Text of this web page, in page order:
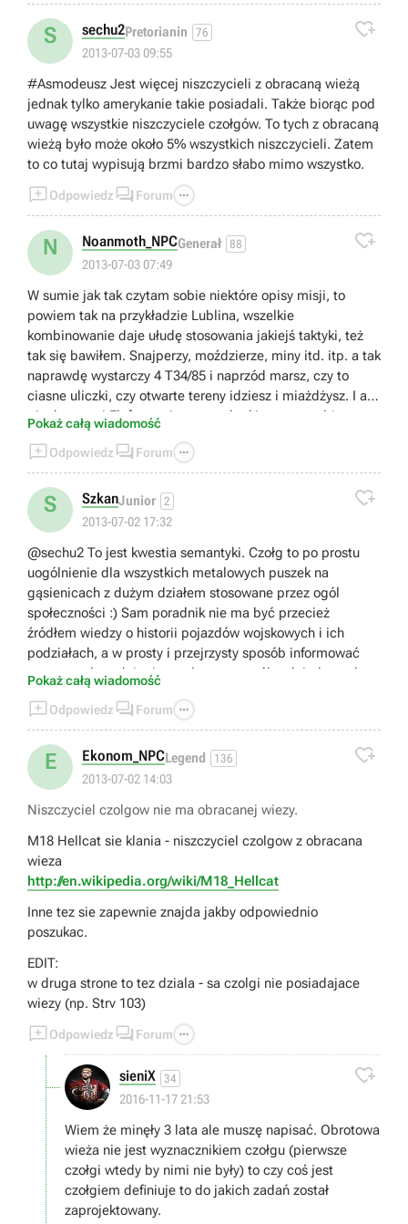
S sechu2Pretorianin 76
2013-07-03 09:55

#Asmodeusz Jest więcej niszczycieli z obracaną wieżą
jednak tylko amerykanie takie posiadali. Także biorąc pod
uwagę wszystkie niszczyciele czołgów. To tych z obracaną
wieżą było może około 5% wszystkich niszczycieli. Zatem
to co tutaj wypisują brzmi bardzo słabo mimo wszystko.
Odpowiedz  Forum 
N Noanmoth_NPCGenerał 88
2013-07-03 07:49

W sumie jak tak czytam sobie niektóre opisy misji, to
powiem tak na przykładzie Lublina, wszelkie
kombinowanie daje ułudę stosowania jakiejś taktyki, też
tak się bawiłem. Snajperzy, moździerze, miny itd. itp. a tak
naprawdę wystarczy 4 T34/85 i naprzód marsz, czy to
ciasne uliczki, czy otwarte tereny idziesz i miażdżysz. I ani
piechota, ani Elefant, miny, ostrzał rakietowy, a także
nikt nie zmusza do walcowania wroga, ale trochę to nie w
porządku;)
Pokaż całą wiadomość
Odpowiedz  Forum 
S SzkanJunior 2
2013-07-02 17:32

@sechu2 To jest kwestia semantyki. Czołg to po prostu
uogólnienie dla wszystkich metalowych puszek na
gąsienicach z dużym działem stosowane przez ogól
społeczności :) Sam poradnik nie ma być przecież
źródłem wiedzy o historii pojazdów wojskowych i ich
podziałach, a w prosty i przejrzysty sposób informować
graczy o plusach i minusach poszczególnych jednostek z
dobry przeciw lekko opancerzonym pojazdom (z ciężkimi
już sobie nie radzi), ale jego fatalna mobilność sprawia, że
bardzo łatwo go oflankować i zneutralizować… Nawet
rosyjski scout car może bezproblemowo robić sobie wokół
niego kółka, a ten nie będzie w stanie w żaden sposób mu
odpowiedzieć. Inna sprawa, że sama gra nazywa Stuga
działem pancernym, a nie niszczycielem (niszczycielem
jest nazwany np. Su-85 ;)
Tak czy inaczej dzięki za zainteresowanie i interesujący
post, pozdrawiam : )
Pokaż całą wiadomość
Odpowiedz  Forum 
E Ekonom_NPCLegend 136
2013-07-02 14:03

Niszczyciel czolgow nie ma obracanej wiezy.
M18 Hellcat sie klania - niszczyciel czolgow z obracana
wieza
http://en.wikipedia.org/wiki/M18_Hellcat
Inne tez sie zapewnie znajda jakby odpowiednio
poszukac.
EDIT:
w druga strone to tez dziala - sa czolgi nie posiadajace
wiezy (np. Strv 103)
Odpowiedz  Forum 
sieniX 34
2016-11-17 21:53

Wiem że minęły 3 lata ale muszę napisać. Obrotowa
wieża nie jest wyznacznikiem czołgu (pierwsze
czołgi wtedy by nimi nie były) to czy coś jest
czołgiem definiuje to do jakich zadań został
zaprojektowany.